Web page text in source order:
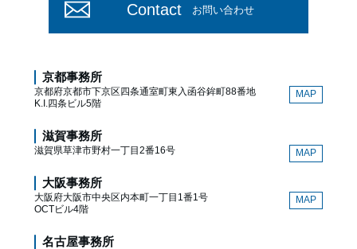
Contact お問い合わせ
京都事務所
京都府京都市下京区四条通室町東入函谷鉾町88番地
K.I.四条ビル5階
MAP
滋賀事務所
滋賀県草津市野村一丁目2番16号 MAP
大阪事務所
大阪府大阪市中央区内本町一丁目1番1号
OCTビル4階
MAP
名古屋事務所